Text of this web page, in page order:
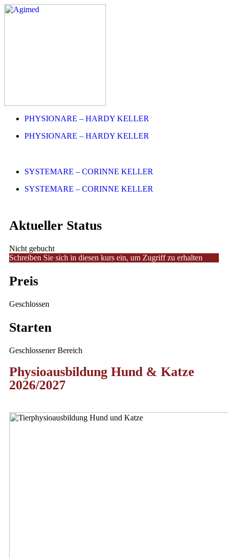
PHYSIONARE – HARDY KELLER
PHYSIONARE – HARDY KELLER
SYSTEMARE – CORINNE KELLER
SYSTEMARE – CORINNE KELLER
Aktueller Status
Nicht gebucht
Schreiben Sie sich in diesen kurs ein, um Zugriff zu erhalten
Preis
Geschlossen
Starten
Geschlossener Bereich
Physioausbildung Hund & Katze
2026/2027